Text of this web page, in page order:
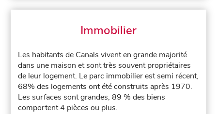
Immobilier
Les habitants de Canals vivent en grande majorité
dans une maison et sont très souvent propriétaires
de leur logement. Le parc immobilier est semi récent,
68% des logements ont été construits après 1970.
Les surfaces sont grandes, 89 % des biens
comportent 4 pièces ou plus.